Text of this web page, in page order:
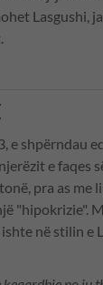
Lasgushi,
e shpërndau
e faqes
pra as me
"hipokrizie".
në stilin e